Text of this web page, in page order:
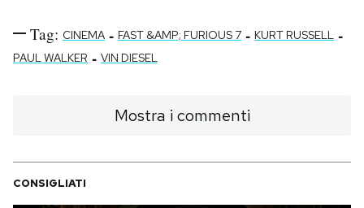
Tag: CINEMA - FAST &AMP; FURIOUS 7 - KURT RUSSELL -
PAUL WALKER - VIN DIESEL
Mostra i commenti
CONSIGLIATI